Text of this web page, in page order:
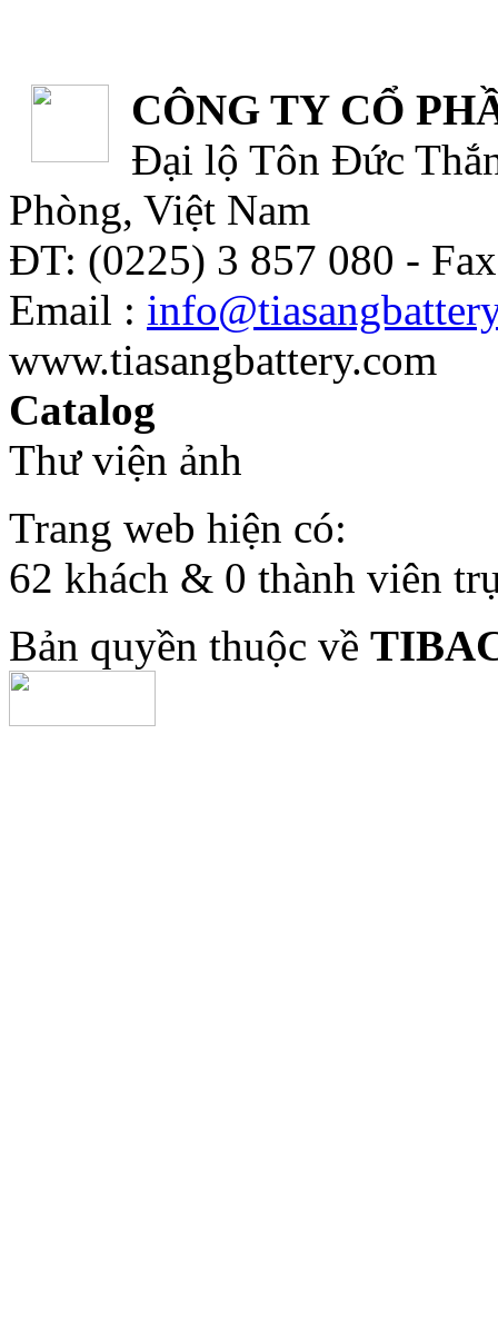
CÔNG TY CỔ
Đại lộ Tôn Đức
Phòng, Việt Nam
ĐT: (0225) 3 857 080 -
Email :
www.tiasangbattery.com
Catalog
Thư viện ảnh
Trang web hiện có:
62 khách & 0 thành viên
Bản quyền thuộc về